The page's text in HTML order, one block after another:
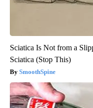
Sciatica Is Not from a
Sciatica (Stop This)
SmoothSpine